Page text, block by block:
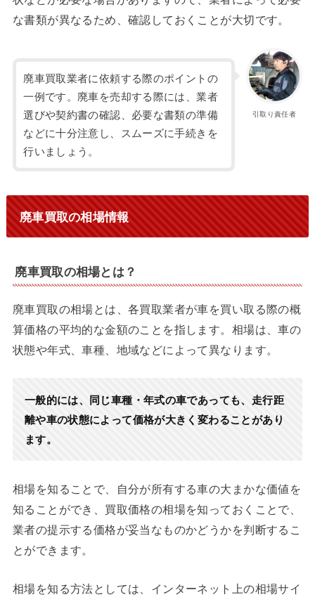
な書類が異なるため、確認しておくことが大切です。
引取り責任者
廃車買取業者に依頼する際のポイントの
一例です。廃車を売却する際には、業者
選びや契約書の確認、必要な書類の準備
などに十分注意し、スムーズに手続きを
行いましょう。
廃車買取の相場情報
廃車買取の相場とは？
廃車買取の相場とは、各買取業者が車を買い取る際の概
算価格の平均的な金額のことを指します。相場は、車の
状態や年式、車種、地域などによって異なります。
一般的には、同じ車種・年式の車であっても、走行距
離や車の状態によって価格が大きく変わることがあり
ます。
相場を知ることで、自分が所有する車の大まかな価値を
知ることができ、買取価格の相場を知っておくことで、
業者の提示する価格が妥当なものかどうかを判断するこ
とができます。
相場を知る方法としては、インターネット上の相場サイ